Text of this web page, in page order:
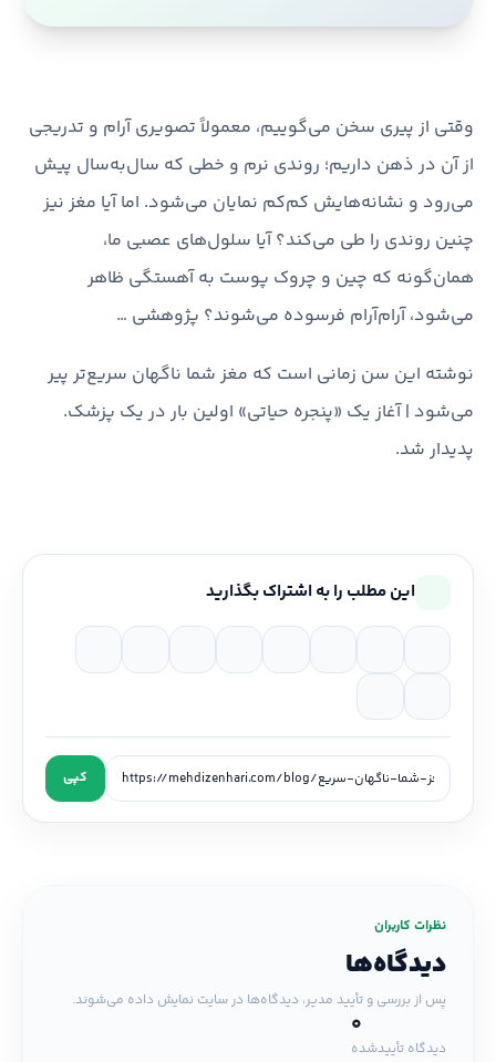
وقتی از پیری سخن می‌گوییم، معمولاً تصویری آرام و تدریجی
از آن در ذهن داریم؛ روندی نرم و خطی که سال‌به‌سال پیش
می‌رود و نشانه‌هایش کم‌کم نمایان می‌شود. اما آیا مغز نیز
چنین روندی را طی می‌کند؟ آیا سلول‌های عصبی ما،
همان‌گونه که چین و چروک پوست به آهستگی ظاهر
می‌شود، آرام‌آرام فرسوده می‌شوند؟ پژوهشی …
نوشته این سن زمانی است که مغز شما ناگهان سریع‌تر پیر
می‌شود | آغاز یک «پنجره حیاتی» اولین بار در یک پزشک.
پدیدار شد.
این مطلب را به اشتراک بگذارید
کپی
نظرات کاربران
دیدگاه‌ها
پس از بررسی و تأیید مدیر، دیدگاه‌ها در سایت نمایش داده می‌شوند.
0
دیدگاه تأییدشده